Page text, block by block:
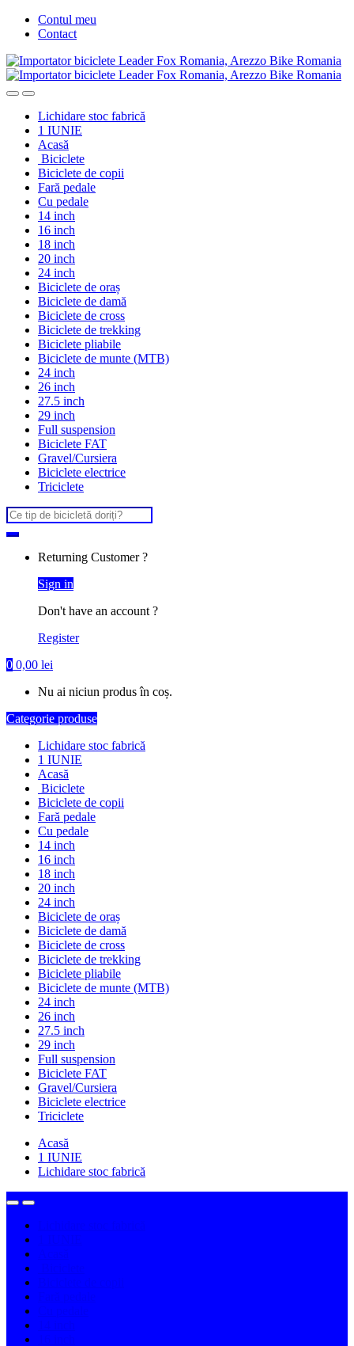
Skip
Skip
Contul meu
Contact
Lichidare stoc fabrică
1 IUNIE
Acasă
Biciclete
Biciclete de copii
Fară pedale
Cu pedale
14 inch
16 inch
18 inch
20 inch
24 inch
Biciclete de oraș
Biciclete de damă
Biciclete de cross
Biciclete de trekking
Biciclete pliabile
Biciclete de munte (MTB)
24 inch
26 inch
27.5 inch
29 inch
Full suspension
Biciclete FAT
Gravel/Cursiera
Biciclete electrice
Triciclete
Search
for:
Returning Customer ?
Sign in
Don't have an account ?
Register
0 0,00 lei
Nu ai niciun produs în coș.
Categorie produse
Lichidare stoc fabrică
1 IUNIE
Acasă
Biciclete
Biciclete de copii
Fară pedale
Cu pedale
14 inch
16 inch
18 inch
20 inch
24 inch
Biciclete de oraș
Biciclete de damă
Biciclete de cross
Biciclete de trekking
Biciclete pliabile
Biciclete de munte (MTB)
24 inch
26 inch
27.5 inch
29 inch
Full suspension
Biciclete FAT
Gravel/Cursiera
Biciclete electrice
Triciclete
Acasă
1 IUNIE
Lichidare stoc fabrică